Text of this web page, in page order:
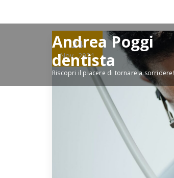
content
Andrea Poggi
dentista
Riscopri il piacere di tornare a sorridere!
24
Nov, 2021